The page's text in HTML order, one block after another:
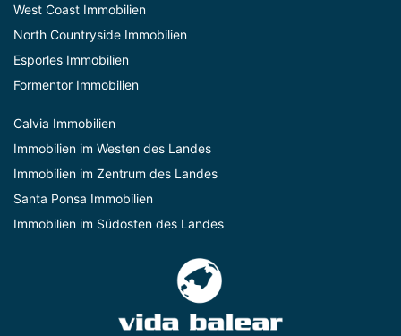
West Coast Immobilien
North Countryside Immobilien
Esporles Immobilien
Formentor Immobilien
Calvia Immobilien
Immobilien im Westen des Landes
Immobilien im Zentrum des Landes
Santa Ponsa Immobilien
Immobilien im Südosten des Landes